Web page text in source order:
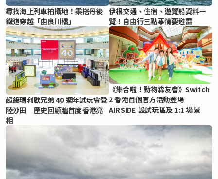
尋找海上列車拍攝地！乘搭丹後
鐵道穿越「由良川橋」
伊根交通、住宿、遊覽船資料一
覽！自由行三點事情要避雷
超級瑪利歐兄弟 40 週年試玩會登
陸沙田 歷史回顧牆首度香港亮
相
《集合啦！動物森友會》Switch
2 香港首個官方活動登場
AIRSIDE 設試玩區及 1:1 場景